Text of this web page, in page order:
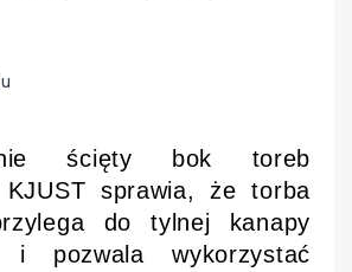
ścięty bok toreb
KJUST sprawia, że torba
do tylnej kanapy
i pozwala wykorzystać